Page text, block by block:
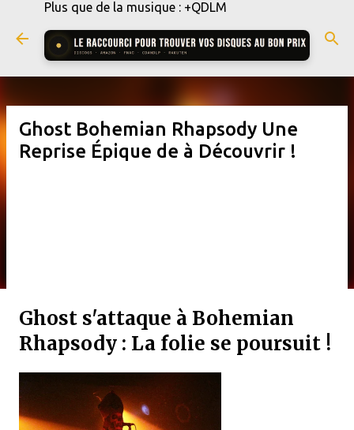
Plus que de la musique : +QDLM
Ghost Bohemian Rhapsody Une
Reprise Épique de à Découvrir !
Ghost s'attaque à Bohemian
Rhapsody : La folie se poursuit !